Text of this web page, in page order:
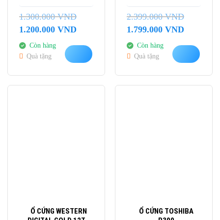
1.300.000VND
Giá
là:
1.300.000 VND.
1.200.000 VNDGiá
Còn hàng
Quà tặng
2.399.000VND
Giá
là:
2.399.000 VND.
1.799.000 VNDGiá
Còn hàng
Quà tặng
Ổ CỨNG WESTERN
Ổ CỨNG TOSHIBA